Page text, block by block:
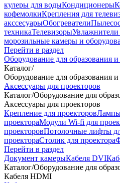
кулеры для водыКондиционеры
кофемолкиКрепления для
акссесуарыОбогреватели
техникаТелевизорыУвлажнители
морозильные камеры и
Перейти в раздел
Оборудование для образования и
Каталог/
Оборудование для образования и
Аксессуары для проекторов
Каталог/Оборудование для
Аксессуары для проекторов
Крепление для проекторовЛампы
проектораМодули Wi-fi для
проекторовПотолочные лифты
проектораСтолик для проектора
Перейти в раздел
Документ камерыКабеля DVI
Каталог/Оборудование для
Кабеля HDMI